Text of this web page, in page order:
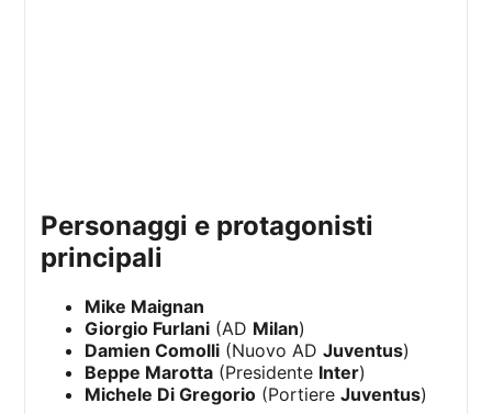
personaggi e protagonisti
principali
Mike Maignan
Giorgio Furlani (AD Milan)
Damien Comolli (Nuovo ADJuventus)
Beppe Marotta (Presidente Inter)
Michele Di Gregorio (PortiereJuventus)